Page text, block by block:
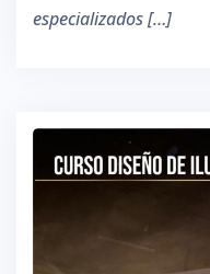
especializados […]